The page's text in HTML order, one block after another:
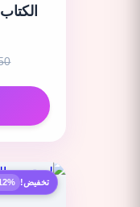
تخفيض!